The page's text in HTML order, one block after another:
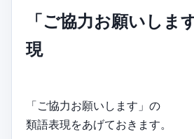
「ご協力お願いしま
現
「ご協力お願いします」の
類語表現をあげておきます。